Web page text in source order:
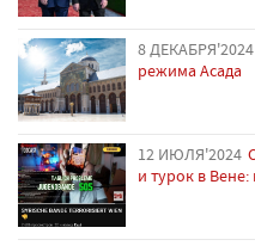
8 ДЕКАБРЯ'2024
режима Асада
12 ИЮЛЯ'2024
и турок в Вене: